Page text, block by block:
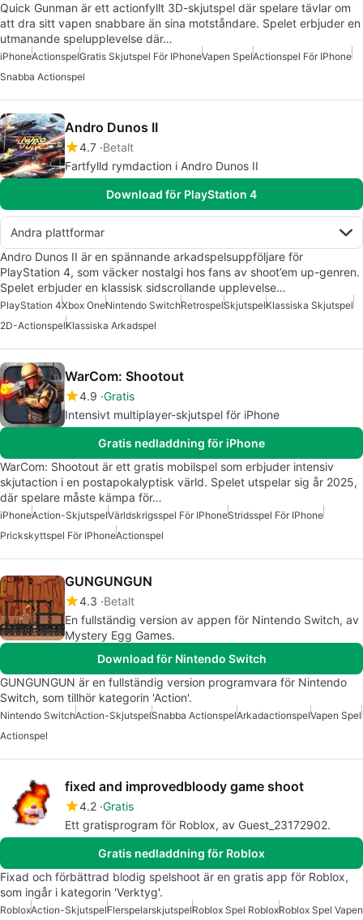
Quick Gunman är ett actionfyllt 3D-skjutspel där spelare tävlar om
att dra sitt vapen snabbare än sina motståndare. Spelet erbjuder en
utmanande spelupplevelse där…
iPhoneActionspelGratis Skjutspel För IPhoneVapen SpelActionspel För IPhone
Snabba Actionspel
Andro Dunos II
4.7 Betalt
Fartfylld rymdaction i Andro Dunos II
Download för PlayStation 4
Andra plattformar
Andro Dunos II är en spännande arkadspelsuppföljare för
PlayStation 4, som väcker nostalgi hos fans av shoot’em up-genren.
Spelet erbjuder en klassisk sidscrollande upplevelse…
PlayStation 4Xbox OneNintendo SwitchRetrospelSkjutspelKlassiska Skjutspel
2D-ActionspelKlassiska Arkadspel
WarCom: Shootout
4.9 Gratis
Intensivt multiplayer-skjutspel för iPhone
Gratis nedladdning för iPhone
WarCom: Shootout är ett gratis mobilspel som erbjuder intensiv
skjutaction i en postapokalyptisk värld. Spelet utspelar sig år 2025,
där spelare måste kämpa för…
iPhoneAction-SkjutspelVärldskrigsspel För IPhoneStridsspel För IPhone
Prickskyttspel För IPhoneActionspel
GUNGUNGUN
4.3 Betalt
En fullständig version av appen för Nintendo Switch, av
Mystery Egg Games.
Download för Nintendo Switch
GUNGUNGUN är en fullständig version programvara för Nintendo
Switch, som tillhör kategorin 'Action'.
Nintendo SwitchAction-SkjutspelSnabba ActionspelArkadactionspelVapen Spel
Actionspel
fixed and improvedbloody game shoot
4.2 Gratis
Ett gratisprogram för Roblox, av Guest_23172902.
Gratis nedladdning för Roblox
Fixad och förbättrad blodig spelshoot är en gratis app för Roblox,
som ingår i kategorin 'Verktyg'.
RobloxAction-SkjutspelFlerspelarskjutspelRoblox Spel RobloxRoblox Spel Vapen